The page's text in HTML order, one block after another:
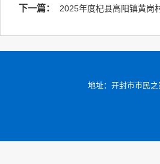
下一篇： 2025年度杞县高阳镇黄岗
地址：开封市市民之